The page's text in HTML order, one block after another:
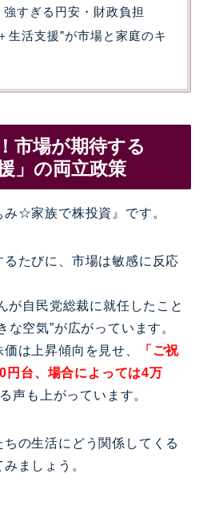
強すぎる円安・財政負担
生活支援”が市場と家庭のキ
市場が期待する
」の両立政策
☆家族で株投資』です。
たびに、市場は敏感に反応
が自民党総裁に就任したこと
な空気”が広がっています。
は上昇傾向を見せ、
「ご祝
円台、場合によっては4万
声も上がっています。
の生活にどう関係してくる
ましょう。